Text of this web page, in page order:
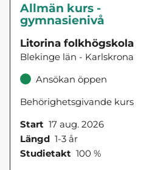
Allmän kurs -
gymnasienivå
Litorina folkhögskola
Blekinge län - Karlskrona
Ansökan öppen
Behörighetsgivande kurs
Start 17 aug. 2026
Längd 1-3 år
Studietakt 100 %